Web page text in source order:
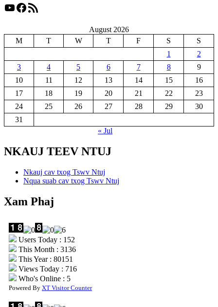
YouTube
Facebook
RSS Feed
August 2026
M
T W T F S
S
1
2
3
4 5 6 7 8
9
10
11 12 13 14 15
16
17
18 19 20 21 22
23
24
25 26 27 28 29
30
31
« Jul
NKAUJ TEEV NTUJ
Nkauj cav txog Tswv Ntuj
Nqua suab cav txog Tswv Ntuj
Xam Phaj
Users Today : 152
This Month : 3136
This Year : 80151
Views Today : 716
Who's Online : 5
Powered By XT Visitor Counter